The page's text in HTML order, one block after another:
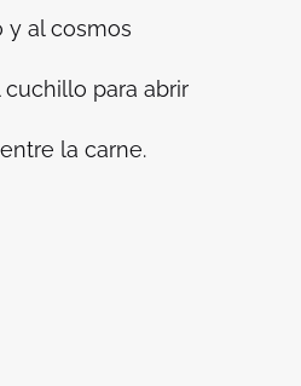
y al cosmos
para abrir
la carne.